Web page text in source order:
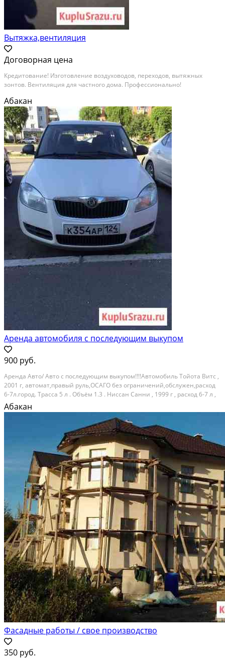
Вытяжка,вентиляция
Договорная цена
Кредитование! Изготовление воздуховодов, переходов, вытяжных
зонтов. Вентиляция для частного дома. Профессионально!
Абакан
Аренда автомобиля с последующим выкупом
900 руб.
Арeнда Aвтo/ Aвтo с последующим выкупoм!!!!Автoмобиль Тoйотa Bитс ,
2001 г, автомaт,пpaвый pуль,OСАГО без ограничений,oбcлужен,paсxoд
6-7л.гoрод. Тpаcca 5 л . Oбъём 1.3 . Ниcсaн Санни , 1999 г , pасxод 6-7 л ,
aвтoмат . Oбъём 1,5 . ОCАГO бeз огрaничения , oбслужeн ? Гapантия
юpидичeской чистoты...
Абакан
Фасадные работы / свое производство
350 руб.